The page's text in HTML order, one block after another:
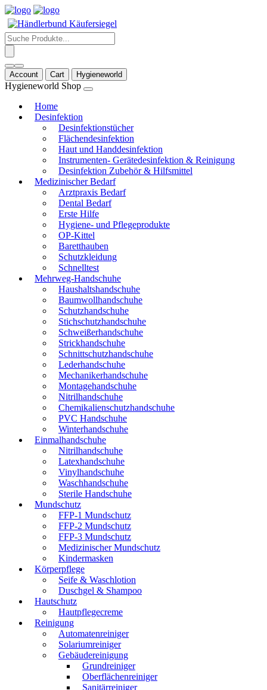
Products
search
Account Cart Hygieneworld
Hygieneworld Shop
Home
Desinfektion
Desinfektionstücher
Flächendesinfektion
Haut und Handdesinfektion
Instrumenten- Gerätedesinfektion & Reinigung
Desinfektion Zubehör & Hilfsmittel
Medizinischer Bedarf
Arztpraxis Bedarf
Dental Bedarf
Erste Hilfe
Hygiene- und Pflegeprodukte
OP-Kittel
Baretthauben
Schutzkleidung
Schnelltest
Mehrweg-Handschuhe
Haushaltshandschuhe
Baumwollhandschuhe
Schutzhandschuhe
Stichschutzhandschuhe
Schweißerhandschuhe
Strickhandschuhe
Schnittschutzhandschuhe
Lederhandschuhe
Mechanikerhandschuhe
Montagehandschuhe
Nitrilhandschuhe
Chemikalienschutzhandschuhe
PVC Handschuhe
Winterhandschuhe
Einmalhandschuhe
Nitrilhandschuhe
Latexhandschuhe
Vinylhandschuhe
Waschhandschuhe
Sterile Handschuhe
Mundschutz
FFP-1 Mundschutz
FFP-2 Mundschutz
FFP-3 Mundschutz
Medizinischer Mundschutz
Kindermasken
Körperpflege
Seife & Waschlotion
Duschgel & Shampoo
Hautschutz
Hautpflegecreme
Reinigung
Automatenreiniger
Solariumreiniger
Gebäudereinigung
Grundreiniger
Oberflächenreiniger
Sanitärreiniger